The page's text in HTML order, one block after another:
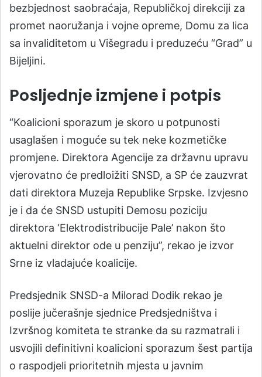
bezbjednost saobraćaja, Republičkoj direkciji za
promet naoružanja i vojne opreme, Domu za lica
sa invaliditetom u Višegradu i preduzeću “Grad” u
Bijeljini.
Posljednje izmjene i potpis
“Koalicioni sporazum je skoro u potpunosti
usaglašen i moguće su tek neke kozmetičke
promjene. Direktora Agencije za državnu upravu
vjerovatno će predloižiti SNSD, a SP će zauzvrat
dati direktora Muzeja Republike Srpske. Izvjesno
je i da će SNSD ustupiti Demosu poziciju
direktora ‘Elektrodistribucije Pale’ nakon što
aktuelni direktor ode u penziju”, rekao je izvor
Srne iz vladajuće koalicije.
Predsjednik SNSD-a Milorad Dodik rekao je
poslije jučerašnje sjednice Predsjedništva i
Izvršnog komiteta te stranke da su razmatrali i
usvojili definitivni koalicioni sporazum šest partija
o raspodjeli prioritetnih mjesta u javnim